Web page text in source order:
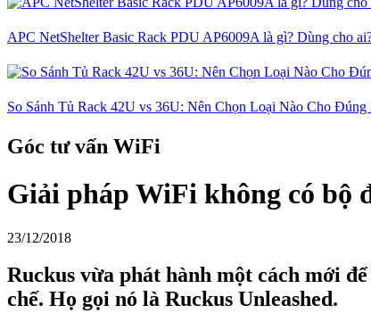
APC NetShelter Basic Rack PDU AP6009A là gì? Dùng cho
So Sánh Tủ Rack 42U vs 36U: Nên Chọn Loại Nào Cho Đúng
Góc tư vấn WiFi
Giải pháp WiFi không có bộ
23/12/2018
Ruckus vừa phát hành một cách mới
chế. Họ gọi nó là Ruckus Unleashed.